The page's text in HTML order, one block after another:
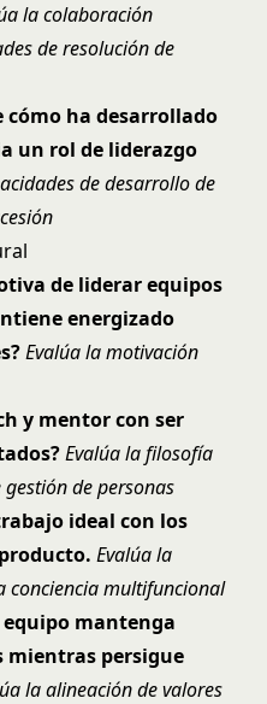
la colaboración
de resolución de
cómo ha desarrollado
un rol de liderazgo
de desarrollo de
de liderar equipos
energizado
Evalúa la motivación
y mentor con ser
Evalúa la filosofía
de personas
ideal con los
Evalúa la
conciencia multifuncional
mantenga
mientras persigue
la alineación de valores